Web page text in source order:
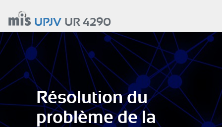
contenu
principal
UPJVUR 4290
Résolution du
problème de la